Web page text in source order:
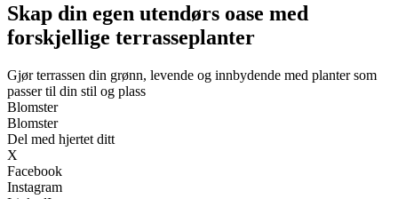
Skap din egen utendørs oase med
forskjellige terrasseplanter
Gjør terrassen din grønn, levende og innbydende med planter som
passer til din stil og plass
Blomster
Blomster
Del med hjertet ditt
X
Facebook
Instagram